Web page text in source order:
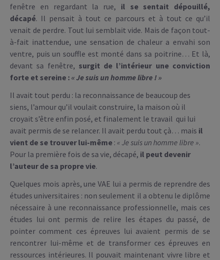
fenêtre en regardant la rue, il se sentait dépouillé,
décapé. Il pensait à tout ce parcours et à tout ce qu’il
venait de perdre. Tout lui semblait vide. Mais de façon tout-
à-fait inattendue, une sensation de chaleur a envahi son
ventre, puis un souffle est monté dans sa poitrine… Et là,
devant sa fenêtre, surgit de l’intérieur une conviction
forte et sereine : « Je suis un homme libre ! »
Il avait tout perdu : la reconnaissance de beaucoup des
siens, l’amour qu’il voulait construire, la maison où il
croyait s’être enfin posé, et finalement le travail qui lui
avait permis de se relancer. Il avait perdu tout çà… mais il
vient de se trouver lui-même : « Je suis un homme libre ».
Pour la première fois de sa vie, décapé, il peut devenir
l’auteur de sa propre vie.
Quelques mois après, une VAE lui a permis de reprendre des
études universitaires : non seulement il a obtenu le diplôme
nécessaire à une reconnaissance professionnelle, mais ces
études lui ont permis de relire les étapes du passé, de
pointer comment ces épreuves lui avaient permis de se
rencontrer lui-même et de transformer ces épreuves en
ressources intérieures. Il pouvait maintenant vivre libre et